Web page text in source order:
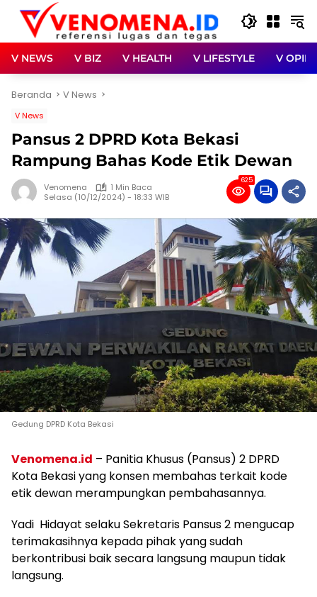
Langsung
konten
V NEWS V BIZ V HEALTH V LIFESTYLE V OPINI
Beranda V News
V News
Pansus 2 DPRD Kota Bekasi
Rampung Bahas Kode Etik Dewan
Venomena
1 Min Baca
Selasa (10/12/2024) - 18:33 WIB
625
Gedung DPRD Kota Bekasi
Venomena.id – Panitia Khusus (Pansus) 2 DPRD
Kota Bekasi yang konsen membahas terkait kode
etik dewan merampungkan pembahasannya.
Yadi Hidayat selaku Sekretaris Pansus 2 mengucap
terimakasihnya kepada pihak yang sudah
berkontribusi baik secara langsung maupun tidak
langsung.